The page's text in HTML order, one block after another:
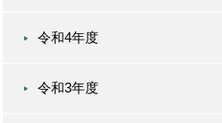
令和4年度
令和3年度